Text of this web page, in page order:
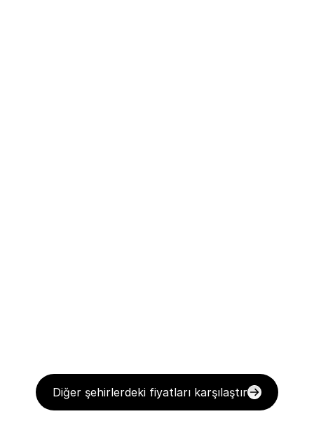
Diğer şehirlerdeki fiyatları karşılaştır